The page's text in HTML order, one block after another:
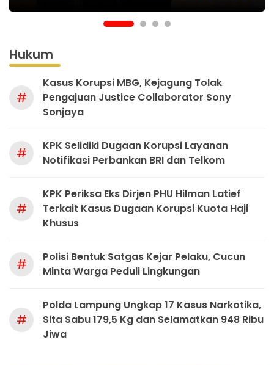
Hukum
#
Kasus Korupsi MBG, Kejagung Tolak
Pengajuan Justice Collaborator Sony
Sonjaya
#
KPK Selidiki Dugaan Korupsi Layanan
Notifikasi Perbankan BRI dan Telkom
#
KPK Periksa Eks Dirjen PHU Hilman Latief
Terkait Kasus Dugaan Korupsi Kuota Haji
Khusus
#
Polisi Bentuk Satgas Kejar Pelaku, Cucun
Minta Warga Peduli Lingkungan
#
Polda Lampung Ungkap 17 Kasus Narkotika,
Sita Sabu 179,5 Kg dan Selamatkan 948 Ribu
Jiwa